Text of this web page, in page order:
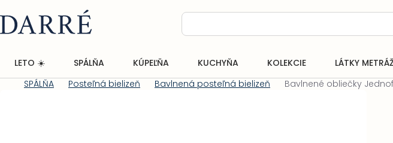
na
obsah
LETO ☀️ SPÁLŇA KÚPEĽŇA KUCHYŇA KOLEKCIE LÁTKY
SPÁLŇA Posteľná bielizeň Bavlnená posteľná bielizeň Bavlnené obliečky